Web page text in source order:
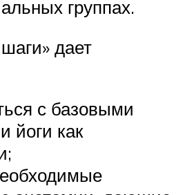
группах.
дает
с базовыми
йоги как